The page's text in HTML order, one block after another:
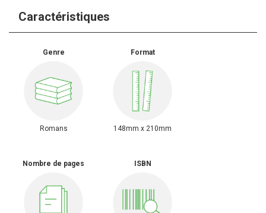
Caractéristiques
Genre
Romans
Format
148mm x 210mm
Nombre de pages ISBN